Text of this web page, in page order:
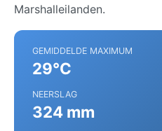
Marshalleilanden.
GEMIDDELDE MAXIMUM
29°C
NEERSLAG
324 mm